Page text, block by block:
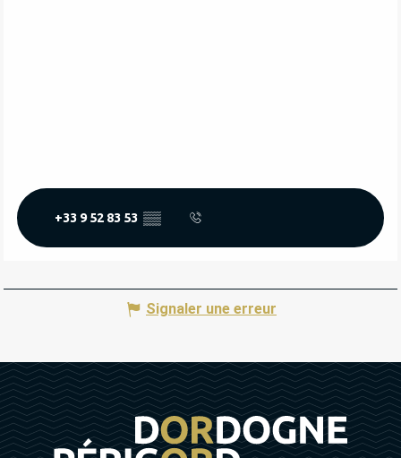
+33 9 52 83 53 ▒▒
Signaler une erreur